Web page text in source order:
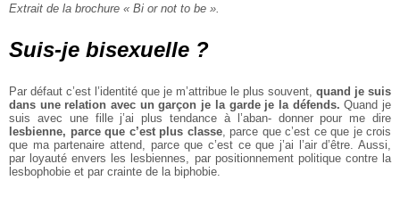
Extrait de la brochure « Bi or not to be ».
Suis-je bisexuelle ?
Par défaut c’est l’identité que je m’attribue le plus souvent, quand je suis
dans une relation avec un garçon je la garde je ladéfends. Quand je
suis avec unefille j’ai plus tendance à l’aban‐donner pour me dire
lesbienne, parce que c’est plus classe, parce que c’est ce que je crois
que ma partenaire attend, parceque c’est ce que j’ai l’air d’être. Aussi,
par loyauté envers les lesbiennes, par positionnementpolitique contre la
lesbophobie et par crainte de la biphobie.